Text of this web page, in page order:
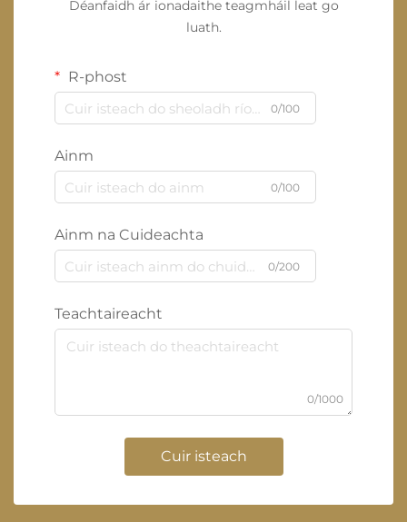
Déanfaidh ár ionadaithe teagmháil leat go
luath.
R-phost
0/100
Ainm
0/100
Ainm na Cuideachta
0/200
Teachtaireacht
0/1000
Cuir isteach